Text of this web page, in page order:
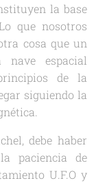
la base
que nosotros
cosa que un
nave espacial
de la
siguiendo la
debe haber
paciencia de
U.F.O y